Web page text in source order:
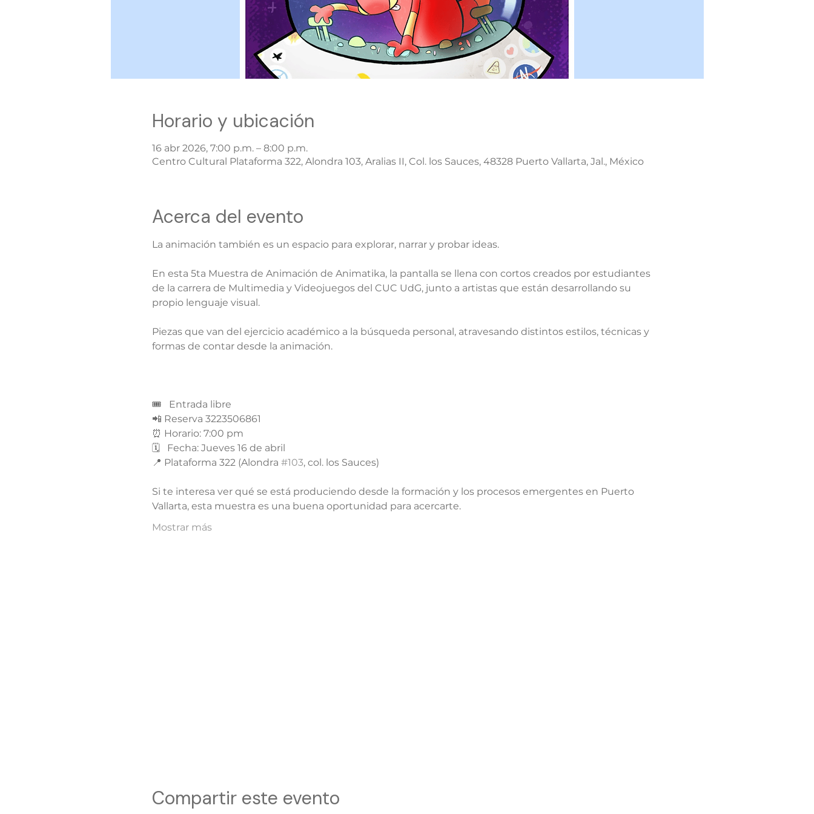
Horario y ubicación
16 abr 2026, 7:00 p.m. – 8:00 p.m.
Centro Cultural Plataforma 322, Alondra 103, Aralias II, Col. los Sauces, 48328 Puerto Vallarta, Jal., México
Acerca del evento
La animación también es un espacio para explorar, narrar y probar ideas.
En esta 5ta Muestra de Animación de Animatika, la pantalla se llena con cortos creados por estudiantes
de la carrera de Multimedia y Videojuegos del CUC UdG, junto a artistas que están desarrollando su
propio lenguaje visual.
Piezas que van del ejercicio académico a la búsqueda personal, atravesando distintos estilos, técnicas y
formas de contar desde la animación.
🎟   Entrada libre
📲 Reserva 3223506861
⏰ Horario: 7:00 pm
🗓   Fecha: Jueves 16 de abril
📍 Plataforma 322 (Alondra #103, col. los Sauces)
Si te interesa ver qué se está produciendo desde la formación y los procesos emergentes en Puerto
Vallarta, esta muestra es una buena oportunidad para acercarte.
Mostrar más
Compartir este evento